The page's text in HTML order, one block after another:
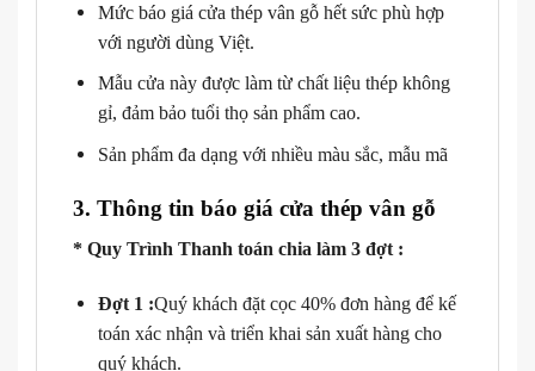
Mức báo giá cửa thép vân gỗ hết sức phù hợp
với người dùng Việt.
Mẫu cửa này được làm từ chất liệu thép không
gỉ, đảm bảo tuổi thọ sản phẩm cao.
Sản phẩm đa dạng với nhiều màu sắc, mẫu mã
3. Thông tin báo giá cửa thép vân gỗ
* Quy Trình Thanh toán chia làm 3 đợt :
Đợt 1 :Quý khách đặt cọc 40% đơn hàng để kế
toán xác nhận và triển khai sản xuất hàng cho
quý khách.